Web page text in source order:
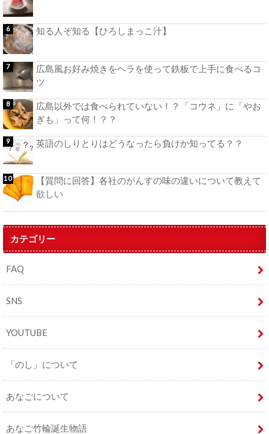
知る人ぞ知る【ひろしまっこ汁】
広島風お好み焼きをヘラを使って鉄板で上手に食べるコ
ツ
広島以外では食べられていない！？「コウネ」に「やお
ぎも」って何！？？
英語のしりとりはどうなったら負けか知ってる？？
【質問に回答】各社のがんすの味の違いについて教えて
欲しい
カテゴリー
FAQ
SNS
YOUTUBE
「のし」について
あなごについて
あなご竹輪誕生物語